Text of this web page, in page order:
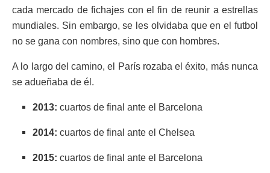
cada mercado de fichajes con el fin de reunir a estrellas
mundiales. Sin embargo, se les olvidaba que en el futbol
no se gana con nombres, sino que con hombres.
A lo largo del camino, el París rozaba el éxito, más nunca
se adueñaba de él.
2013: cuartos de final ante el Barcelona
2014: cuartos de final ante el Chelsea
2015: cuartos de final ante el Barcelona